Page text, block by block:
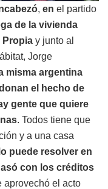
, en el partido
de la vivienda
Propia y junto al
Jorge
misma argentina
el hecho de
gente que quiere
. Todos tiene que
y a una casa
puede resolver en
con los créditos
aprovechó el acto